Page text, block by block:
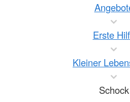
Erste
Kleiner
Schock